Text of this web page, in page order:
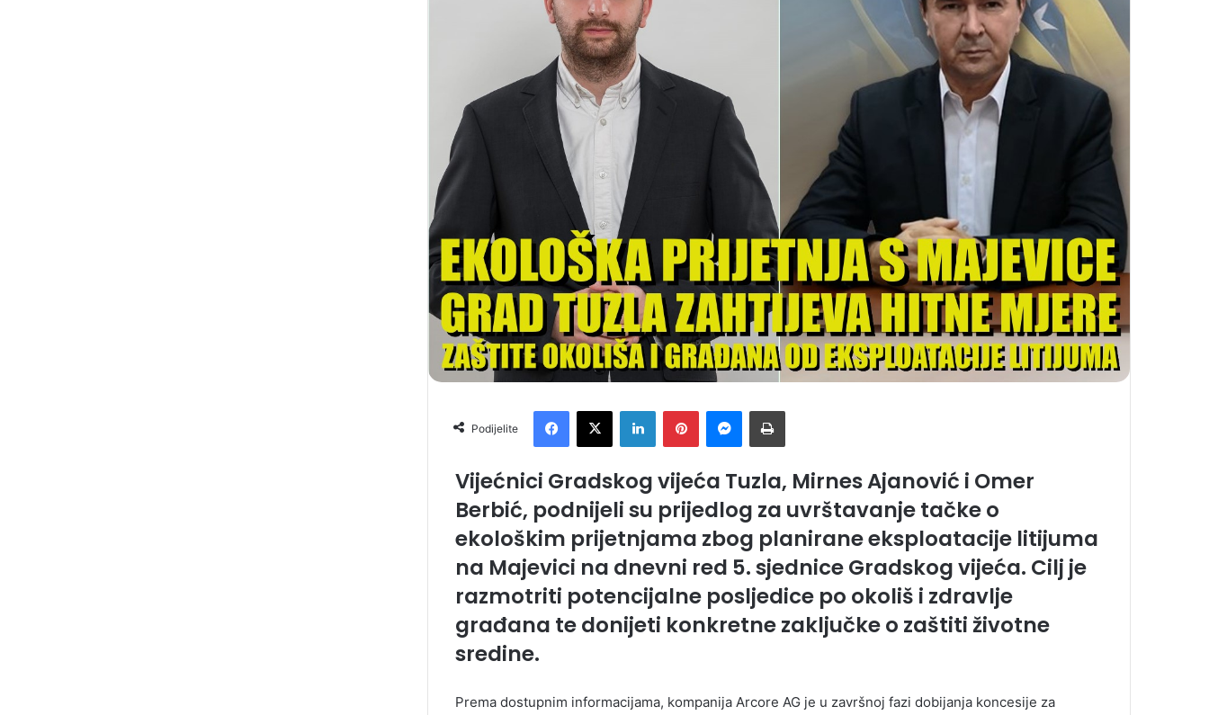
Podijelite
Vijećnici Gradskog vijeća Tuzla, Mirnes Ajanović i Omer
Berbić, podnijeli su prijedlog za uvrštavanje tačke o
ekološkim prijetnjama zbog planirane eksploatacije litijuma
na Majevici na dnevni red 5. sjednice Gradskog vijeća. Cilj je
razmotriti potencijalne posljedice po okoliš i zdravlje
građana te donijeti konkretne zaključke o zaštiti životne
sredine.
Prema dostupnim informacijama, kompanija Arcore AG je u završnoj fazi dobijanja koncesije za